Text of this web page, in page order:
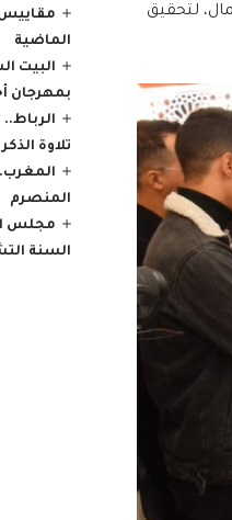
لتحقيق
الماضية
البيت
بمهرجان
تلاوة
المنصرم
مجلس
السنة